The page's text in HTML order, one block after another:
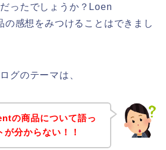
ったでしょうか？Loen
感想をみつけることはできまし
グのテーマは、
の商品について語っ
分からない！！